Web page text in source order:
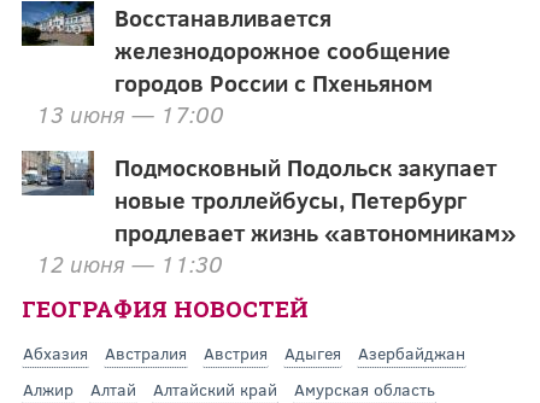
Восстанавливается
железнодорожное сообщение
городов России с Пхеньяном
13 июня — 17:00
Подмосковный Подольск закупает
новые троллейбусы, Петербург
продлевает жизнь «автономникам»
12 июня — 11:30
ГЕОГРАФИЯ НОВОСТЕЙ
Абхазия Австралия Австрия Адыгея
Азербайджан
Алжир
Алтай Алтайский край
Амурская область